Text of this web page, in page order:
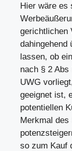
Hier wäre es
gerichtlichen
dahingehend
lassen, ob
nach § 2 Abs
UWG
geeignet ist,
potentiellen
Merkmal des
so zum Kauf